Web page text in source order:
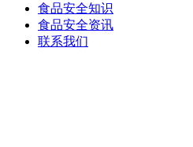
食品安全知识
食品安全资讯
联系我们